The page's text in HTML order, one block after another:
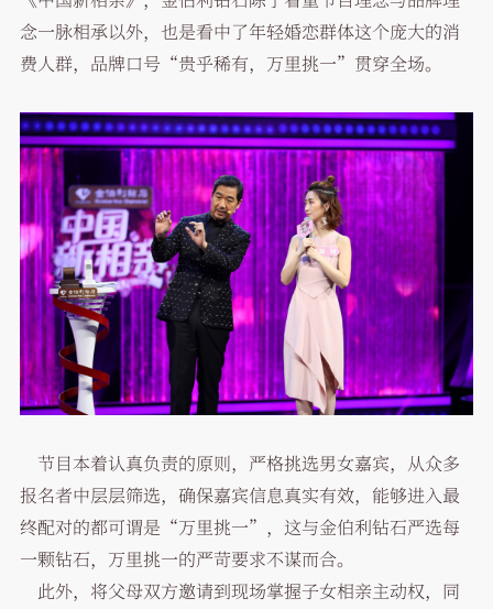
念一脉相承以外，也是看中了年轻婚恋群体这个庞大的消
费人群，品牌口号“贵乎稀有，万里挑一”贯穿全场。
节目本着认真负责的原则，严格挑选男女嘉宾，从众多
报名者中层层筛选，确保嘉宾信息真实有效，能够进入最
终配对的都可谓是“万里挑一”，这与金伯利钻石严选每
一颗钻石，万里挑一的严苛要求不谋而合。
此外，将父母双方邀请到现场掌握子女相亲主动权，同